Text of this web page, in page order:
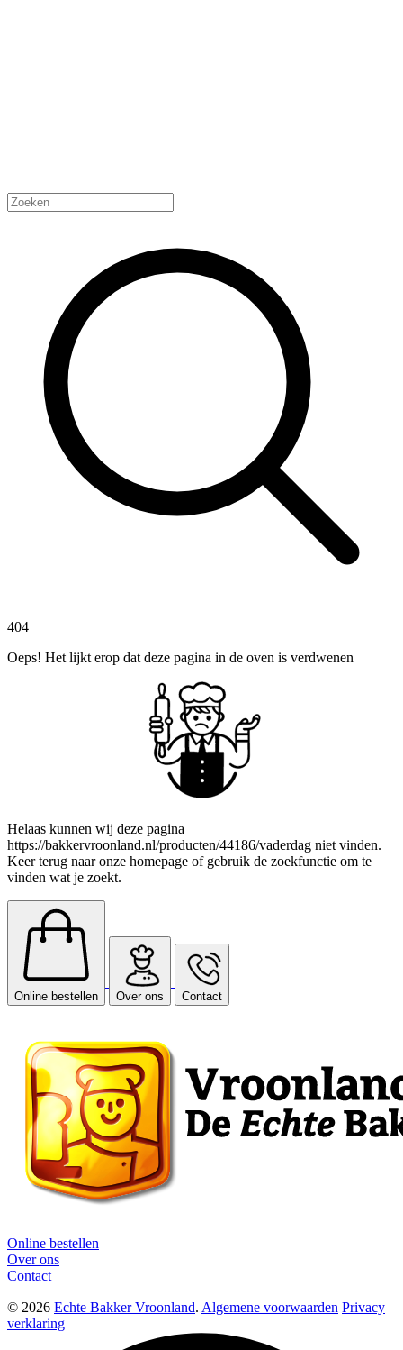
404
Oeps! Het lijkt erop dat deze pagina in de oven is verdwenen
Helaas kunnen wij deze pagina
https://bakkervroonland.nl/producten/44186/vaderdag niet vinden.
Keer terug naar onze homepage of gebruik de zoekfunctie om te
vinden wat je zoekt.
Online bestellen Over ons Contact
Online bestellen
Over ons
Contact
© 2026 Echte Bakker Vroonland. Algemene voorwaarden Privacy
verklaring